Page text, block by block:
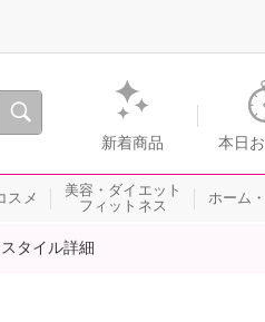
販・テレビショッピングのショップ
新着商品 本日
スメ
美容・ダイエット
フィットネス
ホーム
タイル詳細